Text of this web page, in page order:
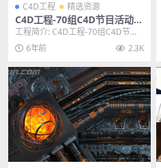
C4D工程 精选资源
C4D工程-70组C4D节目活动电
商主视觉主题文字三维标题工
程
工程简介: C4D工程-70组C4D节目
活动电商主视觉主题文字三维标题
工程 70...
6年前 2.3K